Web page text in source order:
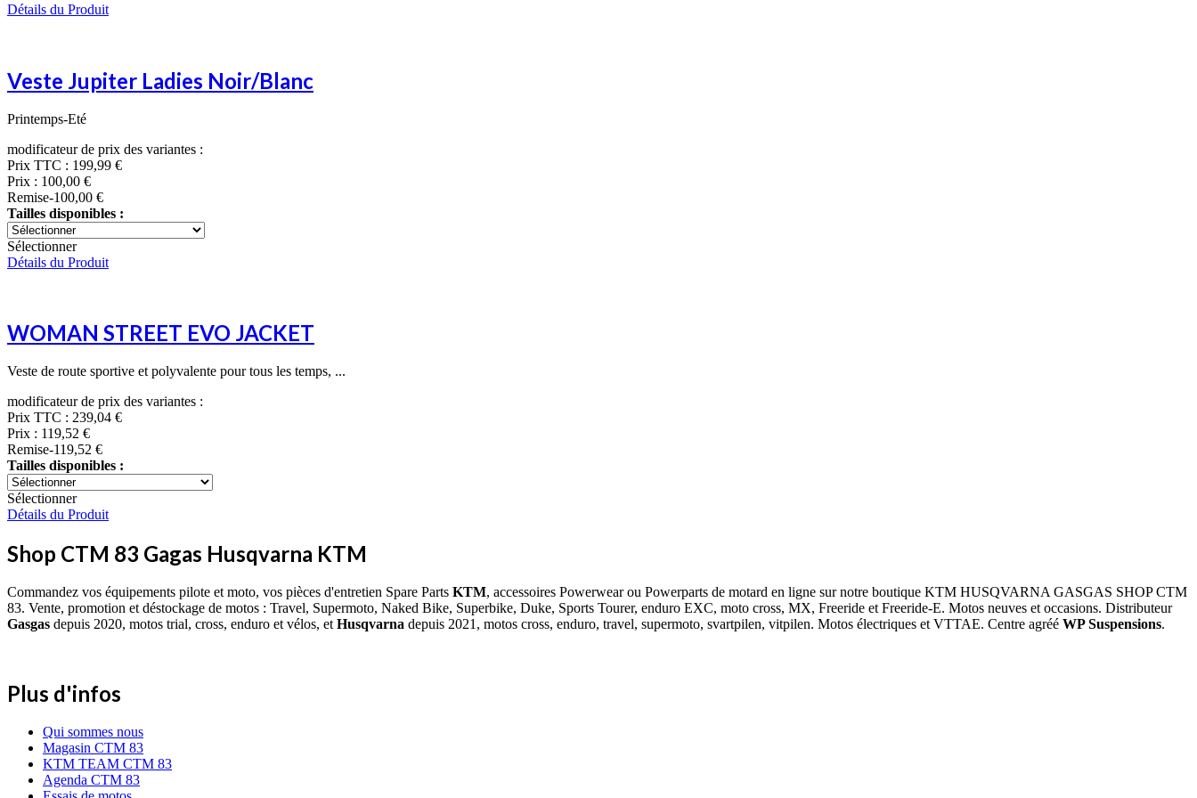
Détails du Produit
Veste Jupiter Ladies Noir/Blanc
Printemps-Eté
modificateur de prix des variantes :
Prix TTC : 199,99 €
Prix : 100,00 €
Remise-100,00 €
Tailles disponibles :
Sélectionner
Détails du Produit
WOMAN STREET EVO JACKET
Veste de route sportive et polyvalente pour tous les temps, ...
modificateur de prix des variantes :
Prix TTC : 239,04 €
Prix : 119,52 €
Remise-119,52 €
Tailles disponibles :
Sélectionner
Détails du Produit
Shop CTM 83 Gagas Husqvarna KTM
Commandez vos équipements pilote et moto, vos pièces d'entretien Spare Parts KTM, accessoires Powerwear ou Powerparts de motard en ligne sur notre boutique KTM HUSQVARNA GASGAS SHOP CTM
83. Vente, promotion et déstockage de motos : Travel, Supermoto, Naked Bike, Superbike, Duke, Sports Tourer, enduro EXC, moto cross, MX, Freeride et Freeride-E. Motos neuves et occasions. Distributeur
Gasgas depuis 2020, motos trial, cross, enduro et vélos, et Husqvarna depuis 2021, motos cross, enduro, travel, supermoto, svartpilen, vitpilen. Motos électriques et VTTAE. Centre agréé WP Suspensions.
Plus d'infos
Qui sommes nous
Magasin CTM 83
KTM TEAM CTM 83
Agenda CTM 83